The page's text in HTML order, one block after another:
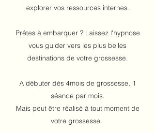
explorer vos ressources internes.
Prêtes à embarquer ? Laissez l'hypnose
vous guider vers les plus belles
destinations de votre grossesse.
A débuter dès 4mois de grossesse, 1
séance par mois.
Mais peut être réalisé à tout moment de
votre grossesse.